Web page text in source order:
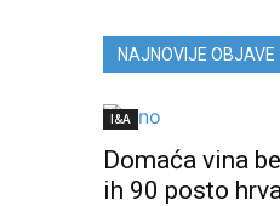
NAJNOVIJE OBJAVE
I&A
Domaća vina
ih 90 posto